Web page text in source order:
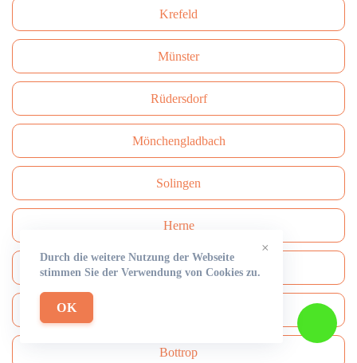
Krefeld
Münster
Rüdersdorf
Mönchengladbach
Solingen
Herne
Neuss
Bottrop
×
Durch die weitere Nutzung der Webseite
stimmen Sie der Verwendung von Cookies zu.
OK